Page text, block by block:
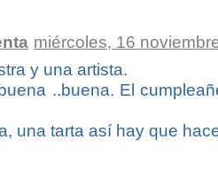
miércoles, 16
y una artista.
..buena. El
una tarta así hay que